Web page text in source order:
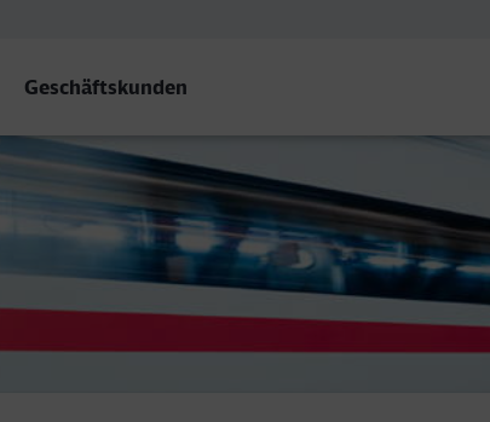
Geschäftskunden